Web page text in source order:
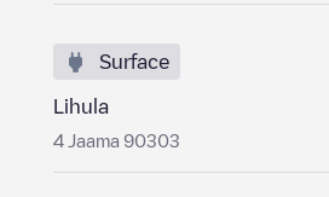
Surface
Lihula
4 Jaama 90303